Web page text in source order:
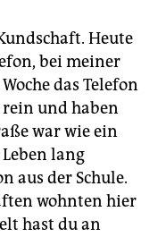
Heute
bei meiner
das Telefon
und haben
war wie ein
lang
aus der Schule.
wohnten hier
hast du an